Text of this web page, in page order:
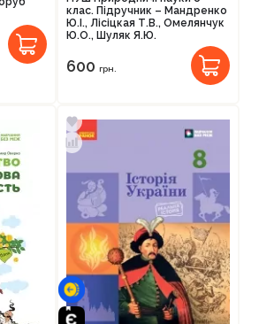
клас. Підручник – Мандренко
Ю.І., Лісіцкая Т.В., Омелянчук
Ю.О., Шуляк Я.Ю.
600 грн.